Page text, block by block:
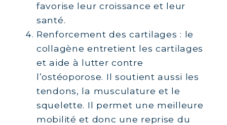
favorise leur croissance et leur
santé.
Renforcement des cartilages : le
collagène entretient les cartilages
et aide à lutter contre
l’ostéoporose. Il soutient aussi les
tendons, la musculature et le
squelette. Il permet une meilleure
mobilité et donc une reprise du